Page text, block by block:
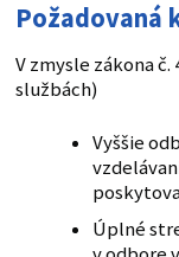
Požadovaná
V zmysle zákona č.
službách)
Vyššie
Úplné